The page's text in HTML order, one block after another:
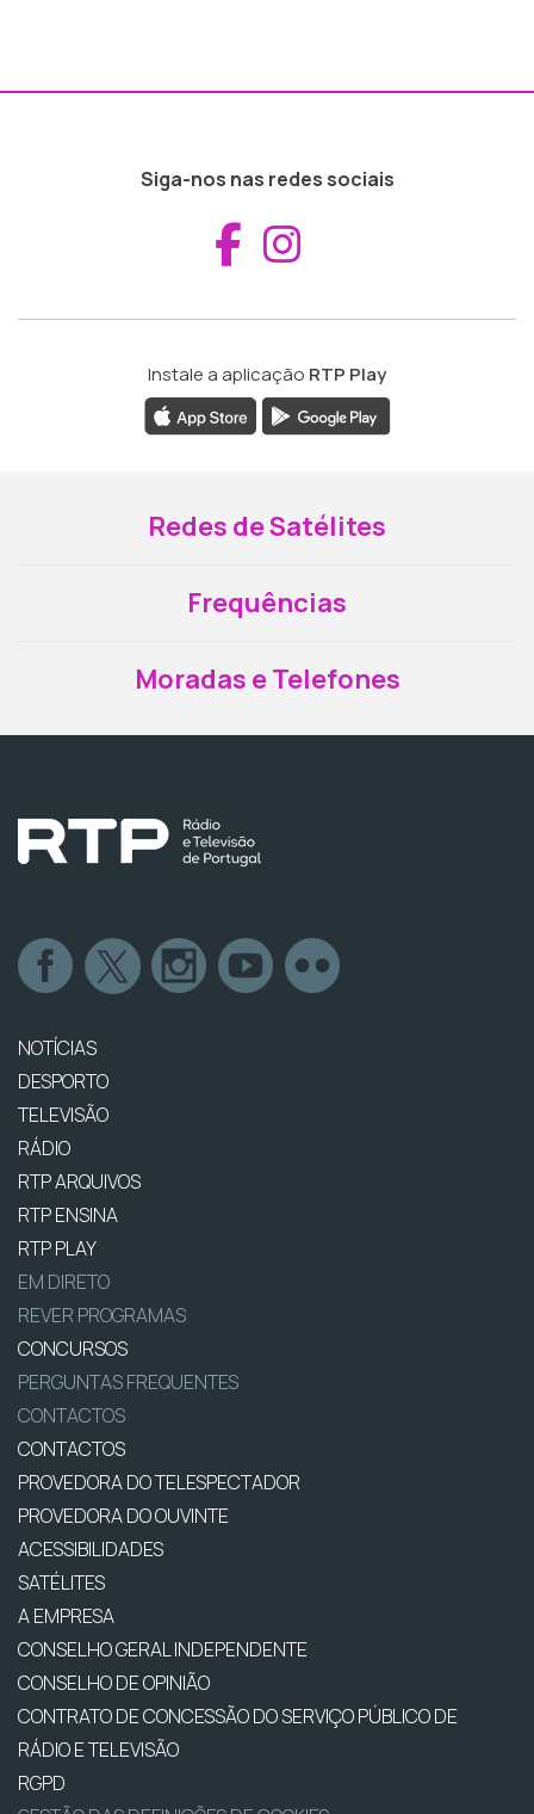
Siga-nos nas redes sociais
Aceder ao
Instale a aplicação RTP Play
Redes de Satélites
Frequências
Moradas e Telefones
NOTÍCIAS
DESPORTO
TELEVISÃO
RÁDIO
RTP ARQUIVOS
RTP ENSINA
RTP PLAY
EM DIRETO
REVER PROGRAMAS
CONCURSOS
PERGUNTAS FREQUENTES
CONTACTOS
CONTACTOS
PROVEDORA DO TELESPECTADOR
PROVEDORA DO OUVINTE
ACESSIBILIDADES
SATÉLITES
A EMPRESA
CONSELHO GERAL INDEPENDENTE
CONSELHO DE OPINIÃO
CONTRATO DE CONCESSÃO DO SERVIÇO PÚBLICO DE
RÁDIO E TELEVISÃO
RGPD